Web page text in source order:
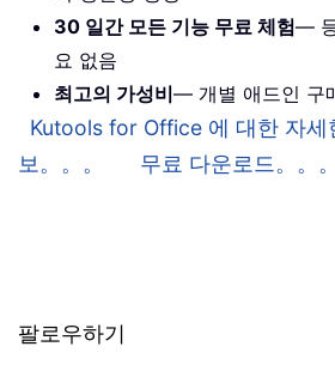
30 일간 모든 기능 무료 체험—
요 없음
최고의 가성비— 개별 애드인 구
Kutools for Office 에 대한 자세
보。。。
무료 다운로드。。。
팔로우하기